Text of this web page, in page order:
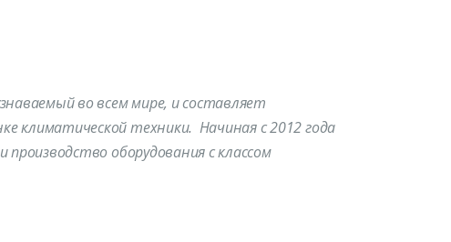
во всем мире, и составляет
климатической техники. Начиная с 2012 года
производство оборудования с классом